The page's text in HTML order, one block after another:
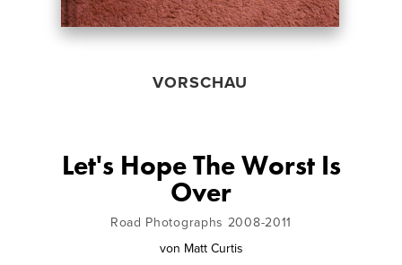
VORSCHAU
Let's Hope The Worst Is
Over
Road Photographs 2008-2011
von Matt Curtis